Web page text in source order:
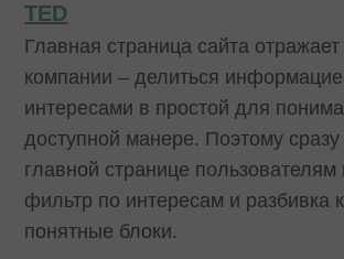
TED
Главная страница сайта
компании – делиться
интересами в простой для
доступной манере. Поэтому
главной странице пользователям
фильтр по интересам и разбивка
понятные блоки.